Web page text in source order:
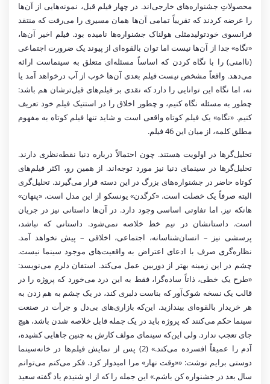
محصولاتِ جشنواره‌های خارجی‌اند. در چهار فیلم قبل، نمونه‌هایی از آن‌ها
را عرضه کردند که تقریباً تمامی آن‌ها همان مسیری را می‌رفت که منتقد
فرانسوی خودتولیدمثلی هولناک جشنواره‌ها نامیده ‌بود. فیلم اخیر آن‌ها،
«نگاه» جدا از آن‌ها نیست اما توان بالقوه‌ای از پیوند یک ضرورت اجتماعی
(ناامنی) را با نگاه‌ کردن که اساساً مسئله‌ای متعلق به سینماست ارائه
می‌دهد. واقعاً مشخص نیست فیلم بعدی آن‌ها خوب از آب درخواهد آمد یا
نه، اما نگاه این توانایی را دارد که نقدی بر فیلم‌های قبل‌ترشان هم باشد:
چطور به مسئله نگاه کنیم، و چطور اخلاق را در استتیک فیلم خود تعریف
کنیم. «نگاه» یک فیلم کوتاه واقعی است و شاید تنها فیلم کوتاه به مفهوم
مطلق کلمه، از میان این 46 فیلم.
تحلیل‌گرها در اولویت هستند. چون احتمالاً درباره دنیا نقطه‌نظری دارند.
تحلیل‌گرها در سینمای دنیا نیز مورد توجه‌اند. از همین رو، اکثر فیلم‌های
کوتاه حاضر در جشنواره‌های بزرگ در این دسته قرار می‌گیرند. تحلیل‌گری
البته صرفاً یک خصلت است. «کرگدن» یونسکو از این مدل است. «پنهان»
هانکه نیز. اما تفاوتی اساسی وجود دارد. در آن‌ها داستانی نیز در جریان
است. داستانشان در نیم خط خلاصه نمی‌شود. داستانی که نباشد،
پرسشی نیز – انسان‌شناسانه، اجتماعی، اخلاقی – پیش نخواهد آمد.
نظاره‌گری صرف با ادعای اعتراض به واقعیت‌های موجود سینما نیست.
چشم در این زمینه بهتر از دوربین عمل می‌کند. استفان دلرم می‌نویسد:
«طرح یک خطی، ذاتاً ساده‌گرا، فقط به این درد می‌خورد که پروژه را در
قالب یک نسخه شوک‌آور که بناست دلبری کند، در یک چشم‌ به ‌هم‌ زدن به
هر خریدار بالقوه‌ای بیندازید. این‌که بازاری‌های بی‌دل و جرأت در صنعت
سینما حکم می‌کنند که پروژه باید در یک جمله قابل خلاصه ‌شدن باشد، هیچ
جای تعجب ندارد. ولی این‌که سینمای مولف کارش به چنین جاهایی کشیده،
آدم را عمیقاً افسرده می‌کند.» (2) پس از نمایش فیلم‌ها در خانه‌سینما
دوستی برایم نوشت: ««وقت نهار» مرا امیدوار کرد. فکر می‌کنم می‌توانم
سال بعد در جشنواره کن باشم.» این جمله را که از او شنیدم یاد گفته سعید